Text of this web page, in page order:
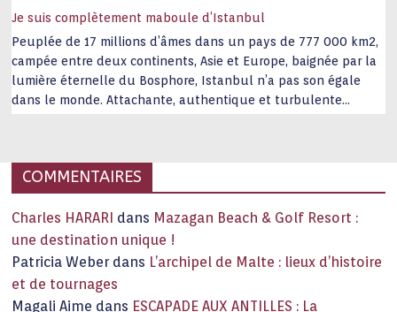
Je suis complètement maboule d’Istanbul
Peuplée de 17 millions d’âmes dans un pays de 777 000 km2,
campée entre deux continents, Asie et Europe, baignée par la
lumière éternelle du Bosphore, Istanbul n’a pas son égale
dans le monde. Attachante, authentique et turbulente
COMMENTAIRES
Charles HARARI dans Mazagan Beach & Golf Resort :
une destination unique !
Patricia Weber dans L’archipel de Malte : lieux d’histoire
et de tournages
Magali Aime dans ESCAPADE AUX ANTILLES : La